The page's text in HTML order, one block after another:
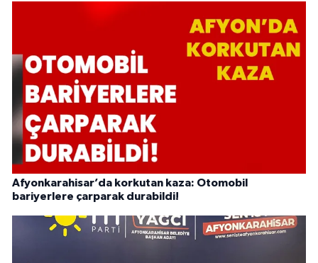
Afyonkarahisar’da korkutan kaza: Otomobil
bariyerlere çarparak durabildi!